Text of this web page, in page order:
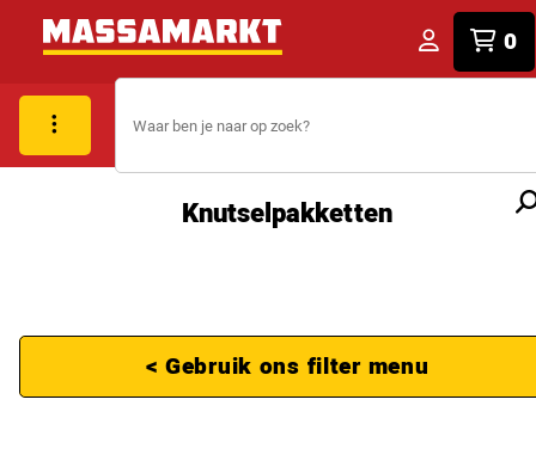
0
Knutselpakketten
< Gebruik ons filter menu